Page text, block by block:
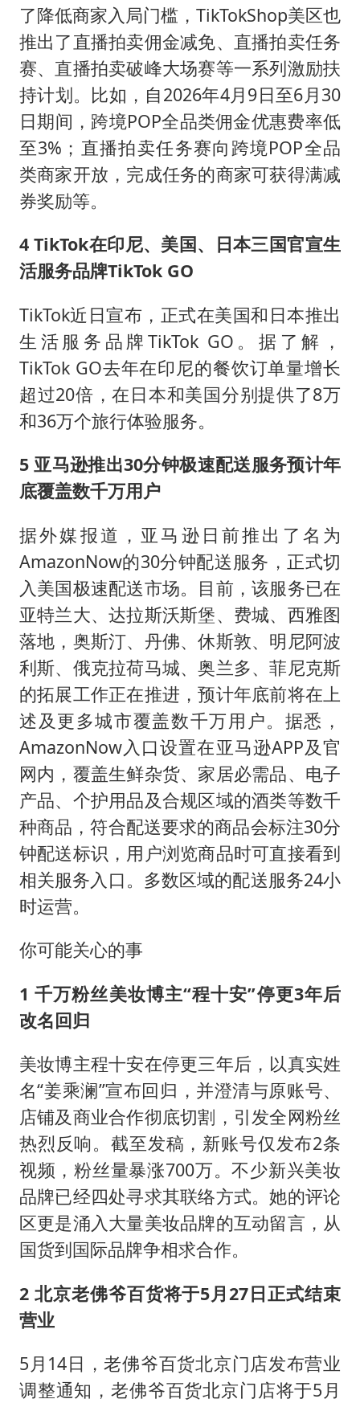
了降低商家入局门槛，TikTokShop美区也
推出了直播拍卖佣金减免、直播拍卖任务
赛、直播拍卖破峰大场赛等一系列激励扶
持计划。比如，自2026年4月9日至6月30
日期间，跨境POP全品类佣金优惠费率低
至3%；直播拍卖任务赛向跨境POP全品
类商家开放，完成任务的商家可获得满减
券奖励等。
4 TikTok在印尼、美国、日本三国官宣生
活服务品牌TikTok GO
TikTok近日宣布，正式在美国和日本推出
生活服务品牌TikTok GO。据了解，
TikTok GO去年在印尼的餐饮订单量增长
超过20倍，在日本和美国分别提供了8万
和36万个旅行体验服务。
5 亚马逊推出30分钟极速配送服务预计年
底覆盖数千万用户
据外媒报道，亚马逊日前推出了名为
AmazonNow的30分钟配送服务，正式切
入美国极速配送市场。目前，该服务已在
亚特兰大、达拉斯沃斯堡、费城、西雅图
落地，奥斯汀、丹佛、休斯敦、明尼阿波
利斯、俄克拉荷马城、奥兰多、菲尼克斯
的拓展工作正在推进，预计年底前将在上
述及更多城市覆盖数千万用户。据悉，
AmazonNow入口设置在亚马逊APP及官
网内，覆盖生鲜杂货、家居必需品、电子
产品、个护用品及合规区域的酒类等数千
种商品，符合配送要求的商品会标注30分
钟配送标识，用户浏览商品时可直接看到
相关服务入口。多数区域的配送服务24小
时运营。
你可能关心的事
1 千万粉丝美妆博主“程十安”停更3年后
改名回归
美妆博主程十安在停更三年后，以真实姓
名“姜乘澜”宣布回归，并澄清与原账号、
店铺及商业合作彻底切割，引发全网粉丝
热烈反响。截至发稿，新账号仅发布2条
视频，粉丝量暴涨700万。不少新兴美妆
品牌已经四处寻求其联络方式。她的评论
区更是涌入大量美妆品牌的互动留言，从
国货到国际品牌争相求合作。
2 北京老佛爷百货将于5月27日正式结束
营业
5月14日，老佛爷百货北京门店发布营业
调整通知，老佛爷百货北京门店将于5月